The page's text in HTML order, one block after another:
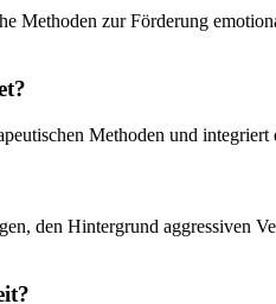
Methoden zur Förderung
Methoden und
den Hintergrund aggressiven